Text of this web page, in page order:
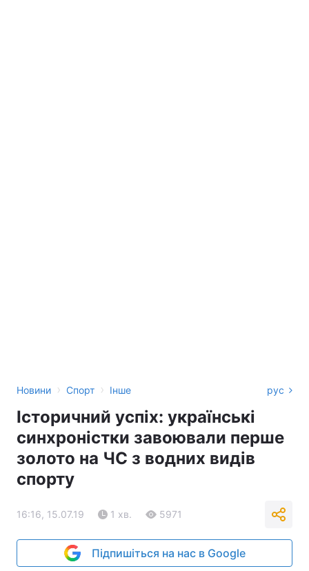
Новини › Спорт › Інше рус
Історичний успіх: українські
синхроністки завоювали перше
золото на ЧС з водних видів
спорту
16:16, 15.07.19 1 хв. 5971
Підпишіться на нас в Google